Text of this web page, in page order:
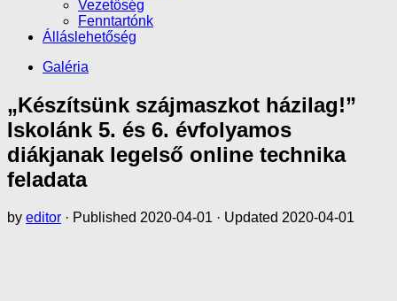
Vezetőség
Fenntartónk
Álláslehetőség
Galéria
„Készítsünk szájmaszkot házilag!”
Iskolánk 5. és 6. évfolyamos
diákjanak legelső online technika
feladata
by editor · Published 2020-04-01 · Updated 2020-04-01